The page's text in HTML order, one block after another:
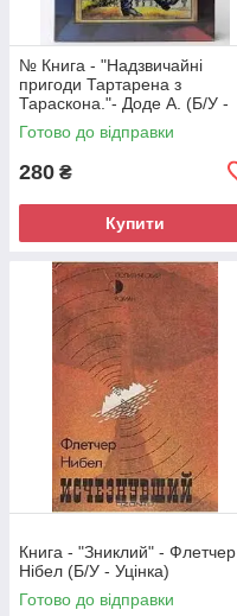
№ Книга - "Надзвичайні
пригоди Тартарена з
Тараскона."- Доде А. (Б/У -
Уцінка)
Готово до відправки
280 ₴
Купити
Книга - "Зниклий" - Флетчер
Нібел (Б/У - Уцінка)
Готово до відправки